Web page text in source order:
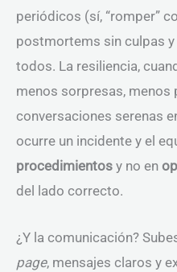
periódicos (sí, “romper”
postmortems sin culpas
todos. La resiliencia,
menos sorpresas, menos
conversaciones serenas
ocurre un incidente y el
procedimientos y no en
del lado correcto.
¿Y la comunicación?
page, mensajes claros y